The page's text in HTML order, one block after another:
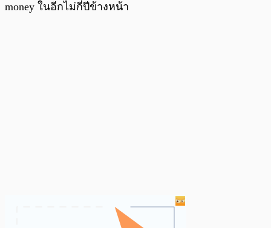
money ในอีกไม่กี่ปีข้างหน้า